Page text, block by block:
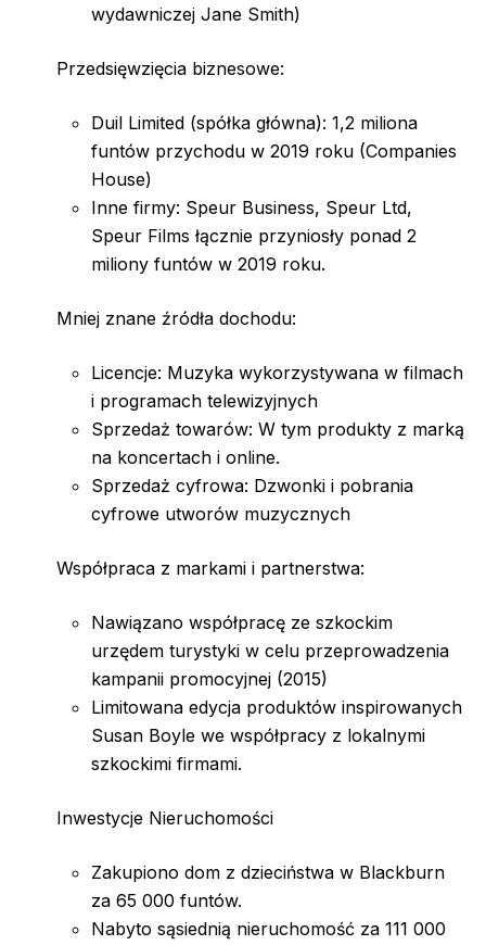
wydawniczej Jane Smith)
Przedsięwzięcia biznesowe:
Duil Limited (spółka główna): 1,2 miliona
funtów przychodu w 2019 roku (Companies
House)
Inne firmy: Speur Business, Speur Ltd,
Speur Films łącznie przyniosły ponad 2
miliony funtów w 2019 roku.
Mniej znane źródła dochodu:
Licencje: Muzyka wykorzystywana w filmach
i programach telewizyjnych
Sprzedaż towarów: W tym produkty z marką
na koncertach i online.
Sprzedaż cyfrowa: Dzwonki i pobrania
cyfrowe utworów muzycznych
Współpraca z markami i partnerstwa:
Nawiązano współpracę ze szkockim
urzędem turystyki w celu przeprowadzenia
kampanii promocyjnej (2015)
Limitowana edycja produktów inspirowanych
Susan Boyle we współpracy z lokalnymi
szkockimi firmami.
Inwestycje Nieruchomości
Zakupiono dom z dzieciństwa w Blackburn
za 65 000 funtów.
Nabyto sąsiednią nieruchomość za 111 000